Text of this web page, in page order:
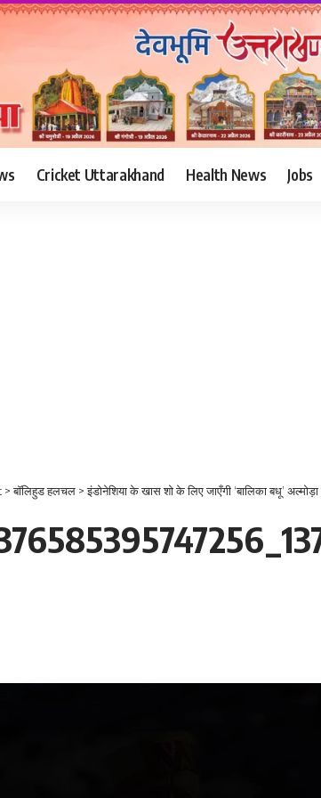
Cricket Uttarakhand Health News Jobs
>बाॅलिहुड हलचल >इंडोनेशिया के खास शो के लिए जाएँगी ‘बालिका बधू’ अल्मोड़ा